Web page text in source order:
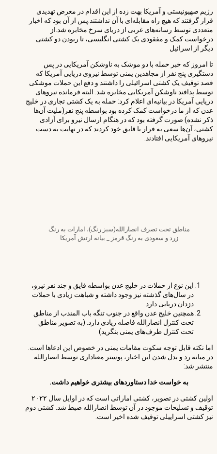
رژیم صهیونیستی و آمریکا بهت زده از این اقدام در معرض تهدیدی
قرار گرفتند که هیچ راه مقابله‌ای با آن نداشتند.پس از آن بود که اخبار
متعددی توسط رسانه‌های غربی از دریای سرخ مخابره شد.از
درخواست کمک و مفقودی یک کشتی انگلیسی، تا ربودن دو کشتی
دیگر از اسرائیل
تا امروز که خبر حمله با دو موشک به ناوشکن آمریکایی در پس
دستگیری پنج نفر از مجاهدین یمنی توسط نیروی دریایی آمریکا که
قصد توقیف یک کشتی اسرائیلی را داشتند و دفع این حملات موشکی
توسط پدافند ناوشکن آمریکایی مخابره شد. البته فرمانده نیروهای
دریایی آمریکا در بیانیه‌ای اعلام کرد: حمله به یک کشتی تجاری در خلیج
عدن که از ما درخواست کمک کرده بود بواسطه پنج نفر(ملیت آن‌ها
ذکر نشده) صورت گرفته بود که در هنگام ارسال نیرو برای آزادی
کشتی، آن‌ها سعی به فرار با قایق خود کردند که در نهایت به دست
نیروهای آمریکایی افتادند.
مناطق تحت تصرف انصارالله(سبز رنگ)، امارات به رنگ
زرد و سعودی به رنگ قرمز _ بیانه ارتش آمریکا
این نوع از حملات در خلیج عدن بواسطه قایق و چند نفر نیرو،
در سال‌های گذشته نیز وجود داشته و شباهت زیادی با حملات
دزدان دریایی دارد.
همچنین خلیج عدن واقع در جنوب تنگه باب المندب از مناطق
تحت کنترل انصارالله فاصله زیادی دارد. (به تصویر مناطق
تحت کنترل طرف‌های یمنی بنگرید)
اما نکته قابل توجه سکوت مقامات یمنی در خصوص این ادعاها است.
در میانه رد و بدل شدن این اخبار، پوستر معناداری توسط انصارالله
منتشر شد:
به خواست خدا دستاوردهای بیشتری خواهیم داشت.
اولین کشتی در تصویر، کشتی اماراتی است که در اوایل سال ۲۰۲۲
توقیف و تسلیحات موجود در آن توسط انصارالله ضبط شد. کشتی دوم
نیز کشتی اسراییلی توقیف شده اخیر است.